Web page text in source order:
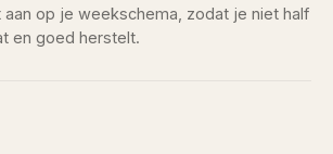
aan op je weekschema, zodat je niet half
en goed herstelt.